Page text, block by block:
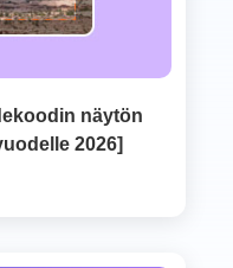
näytön
2026]